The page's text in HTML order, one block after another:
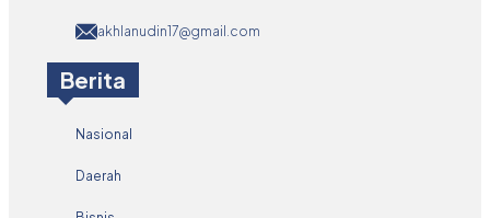
akhlanudin17@gmail.com
Berita
Nasional
Daerah